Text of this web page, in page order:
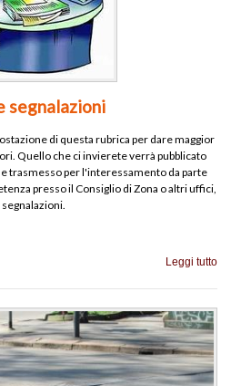
segnalazioni
di questa rubrica per dare maggior
Quello che ci invierete verrà pubblicato
trasmesso per l'interessamento da parte
presso il Consiglio di Zona o altri uffici,
Leggi tutto